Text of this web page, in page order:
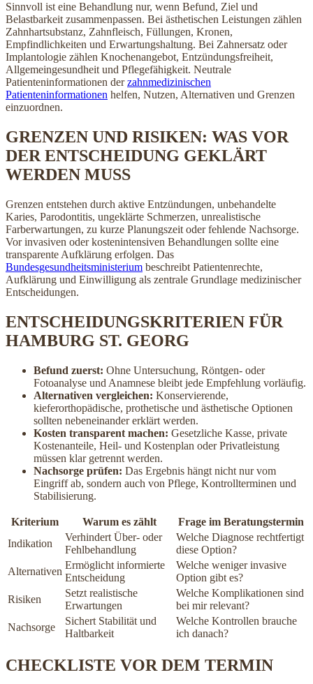
Sinnvoll ist eine Behandlung nur, wenn Befund, Ziel und
Belastbarkeit zusammenpassen. Bei ästhetischen Leistungen zählen
Zahnhartsubstanz, Zahnfleisch, Füllungen, Kronen,
Empfindlichkeiten und Erwartungshaltung. Bei Zahnersatz oder
Implantologie zählen Knochenangebot, Entzündungsfreiheit,
Allgemeingesundheit und Pflegefähigkeit. Neutrale
Patienteninformationen derzahnmedizinischen
Patienteninformationen helfen, Nutzen, Alternativen und Grenzen
einzuordnen.
GRENZEN UND RISIKEN: WAS VOR
DER ENTSCHEIDUNG GEKLÄRT
WERDEN MUSS
Grenzen entstehen durch aktive Entzündungen, unbehandelte
Karies, Parodontitis, ungeklärte Schmerzen, unrealistische
Farberwartungen, zu kurze Planungszeit oder fehlende Nachsorge.
Vor invasiven oder kostenintensiven Behandlungen sollte eine
transparente Aufklärung erfolgen. Das
Bundesgesundheitsministerium beschreibt Patientenrechte,
Aufklärung und Einwilligung als zentrale Grundlage medizinischer
Entscheidungen.
ENTSCHEIDUNGSKRITERIEN FÜR
HAMBURG ST. GEORG
Befund zuerst: Ohne Untersuchung, Röntgen- oder
Fotoanalyse und Anamnese bleibt jede Empfehlung vorläufig.
Alternativen vergleichen: Konservierende,
kieferorthopädische, prothetische und ästhetische Optionen
sollten nebeneinander erklärt werden.
Kosten transparent machen: Gesetzliche Kasse, private
Kostenanteile, Heil- und Kostenplan oder Privatleistung
müssen klar getrennt werden.
Nachsorge prüfen: Das Ergebnis hängt nicht nur vom
Eingriff ab, sondern auch von Pflege, Kontrollterminen und
Stabilisierung.
Kriterium Warum es zählt
Frage im Beratungstermin
Indikation
Verhindert Über- oder
Fehlbehandlung
Welche Diagnose rechtfertigt
diese Option?
Alternativen
Ermöglicht informierte
Entscheidung
Welche weniger invasive
Option gibt es?
Risiken
Setzt realistische
Erwartungen
Welche Komplikationen sind
bei mir relevant?
Nachsorge
Sichert Stabilität und
Haltbarkeit
Welche Kontrollen brauche
ich danach?
CHECKLISTE VOR DEM TERMIN